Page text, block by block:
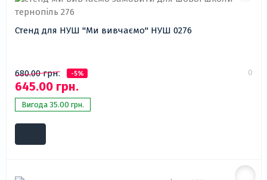
Стенд для НУШ "Ми вивчаємо" НУШ 0276
680.00 грн. -5%
645.00 грн.
Вигода 35.00 грн.
0